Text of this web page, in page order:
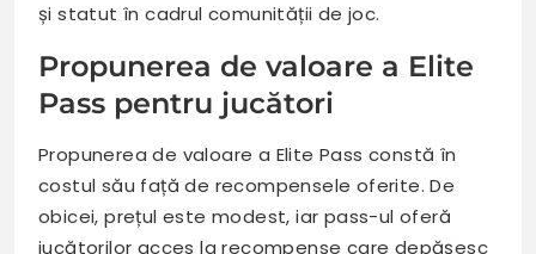
și statut în cadrul comunității de joc.
Propunerea de valoare a Elite
Pass pentru jucători
Propunerea de valoare a Elite Pass constă în
costul său față de recompensele oferite. De
obicei, prețul este modest, iar pass-ul oferă
jucătorilor acces la recompense care depășesc